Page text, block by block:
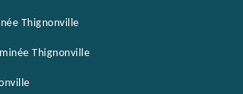
Thignonville
Thignonville